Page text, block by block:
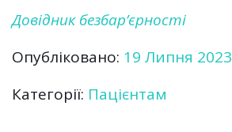
Довідник безбар’єрності
Опубліковано: 19 Липня 2023
Категорії: Пацієнтам